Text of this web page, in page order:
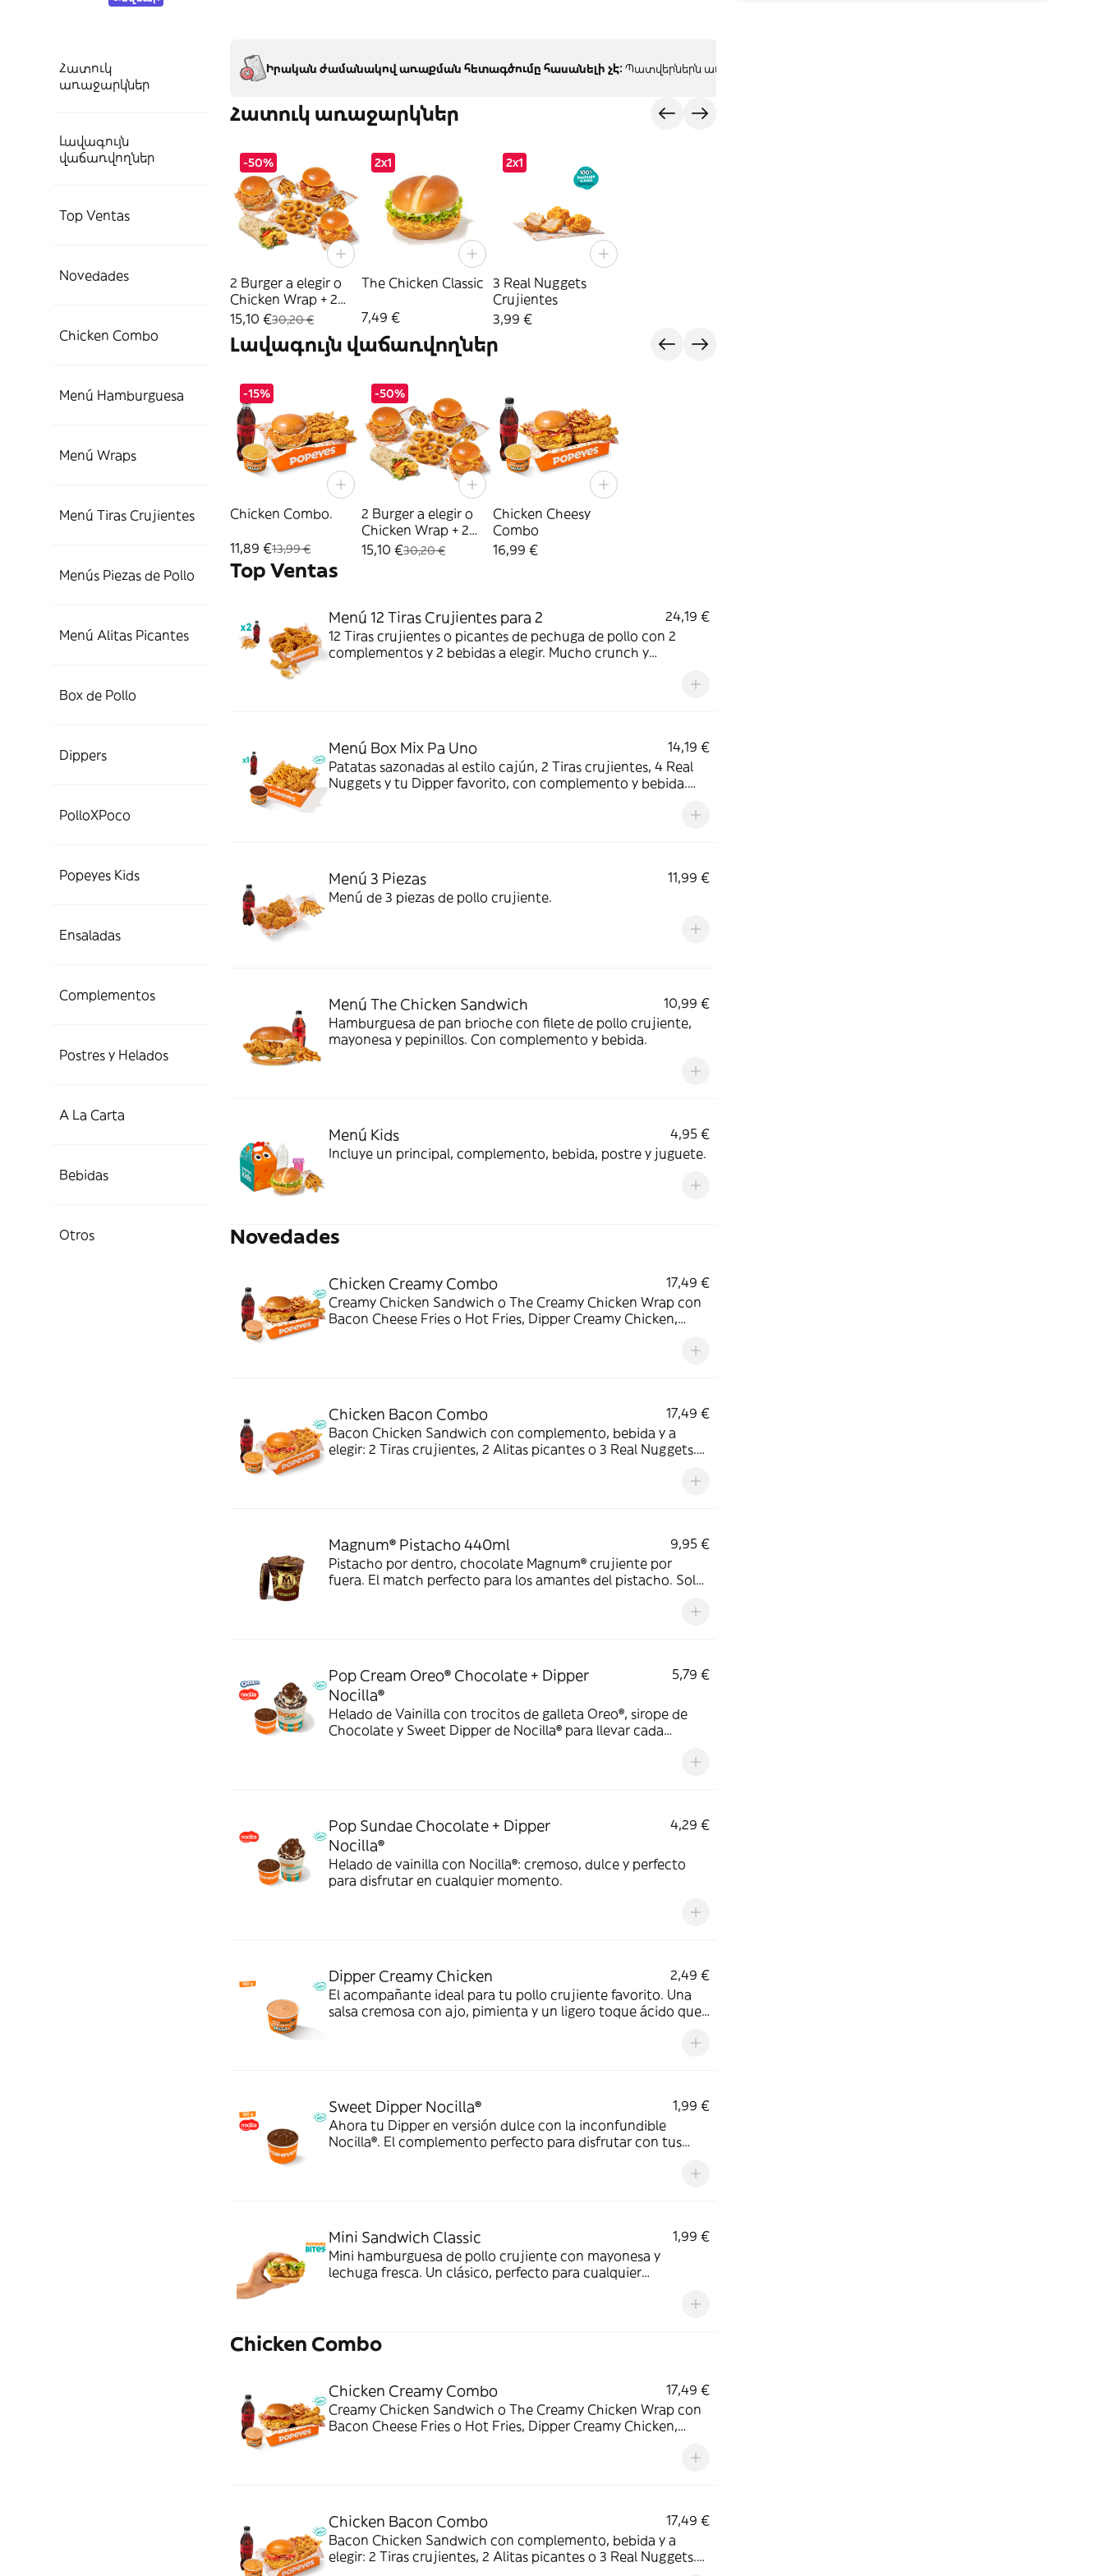
Հատուկ
առաջարկներ
Լավագույն
վաճառվողներ
Top Ventas
Novedades
Chicken Combo
Menú Hamburguesa
Menú Wraps
Menú Tiras Crujientes
Menús Piezas de Pollo
Menú Alitas Picantes
Box de Pollo
Dippers
PolloXPoco
Popeyes Kids
Ensaladas
Complementos
Postres y Helados
A La Carta
Bebidas
Otros
Իրական ժամանակով առաքման հետագծումը հասանելի չէ: Պատվերներն առաքվում են անմիջապես օբյեկտի կողմից:
Հատուկ առաջարկներ
-50%
2 Burger a elegir o
Chicken Wrap + 2
Patatas + 10 Aros
15,10 €30,20 €
2x1
The Chicken Classic
7,49 €
2x1
3 Real Nuggets
Crujientes
3,99 €
Լավագույն վաճառվողներ
-15%
Chicken Combo.
11,89 €13,99 €
-50%
2 Burger a elegir o
Chicken Wrap + 2
Patatas + 10 Aros
15,10 €30,20 €
Chicken Cheesy
Combo
16,99 €
Top Ventas
Menú 12 Tiras Crujientes para 2
24,19 €
12 Tiras crujientes o picantes de pechuga de pollo con 2
complementos y 2 bebidas a elegir. Mucho crunch y
Menú Box Mix Pa Uno
14,19 €
Patatas sazonadas al estilo cajún, 2 Tiras crujientes, 4 Real
Nuggets y tu Dipper favorito, con complemento y bebida.
Menú 3 Piezas
11,99 €
Menú de 3 piezas de pollo crujiente.
Menú The Chicken Sandwich
10,99 €
Hamburguesa de pan brioche con filete de pollo crujiente,
mayonesa y pepinillos. Con complemento y bebida.
Menú Kids
4,95 €
Incluye un principal, complemento, bebida, postre y juguete.
Novedades
Chicken Creamy Combo
17,49 €
Creamy Chicken Sandwich o The Creamy Chicken Wrap con
Bacon Cheese Fries o Hot Fries, Dipper Creamy Chicken,
Chicken Bacon Combo
17,49 €
Bacon Chicken Sandwich con complemento, bebida y a
elegir: 2 Tiras crujientes, 2 Alitas picantes o 3 Real Nuggets.
Magnum® Pistacho 440ml
9,95 €
Pistacho por dentro, chocolate Magnum® crujiente por
fuera. El match perfecto para los amantes del pistacho. Solo
Pop Cream Oreo® Chocolate + Dipper
Nocilla®
5,79 €
Helado de Vainilla con trocitos de galleta Oreo®, sirope de
Chocolate y Sweet Dipper de Nocilla® para llevar cada
Pop Sundae Chocolate + Dipper
Nocilla®
4,29 €
Helado de vainilla con Nocilla®: cremoso, dulce y perfecto
para disfrutar en cualquier momento.
Dipper Creamy Chicken
2,49 €
El acompañante ideal para tu pollo crujiente favorito. Una
salsa cremosa con ajo, pimienta y un ligero toque ácido que
Sweet Dipper Nocilla®
1,99 €
Ahora tu Dipper en versión dulce con la inconfundible
Nocilla®. El complemento perfecto para disfrutar con tus
Mini Sandwich Classic
1,99 €
Mini hamburguesa de pollo crujiente con mayonesa y
lechuga fresca. Un clásico, perfecto para cualquier
Chicken Combo
Chicken Creamy Combo
17,49 €
Creamy Chicken Sandwich o The Creamy Chicken Wrap con
Bacon Cheese Fries o Hot Fries, Dipper Creamy Chicken,
Chicken Bacon Combo
17,49 €
Bacon Chicken Sandwich con complemento, bebida y a
elegir: 2 Tiras crujientes, 2 Alitas picantes o 3 Real Nuggets.